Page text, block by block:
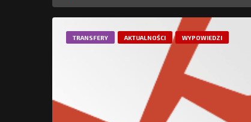
TRANSFERY AKTUALNOŚCI WYPOWIEDZI